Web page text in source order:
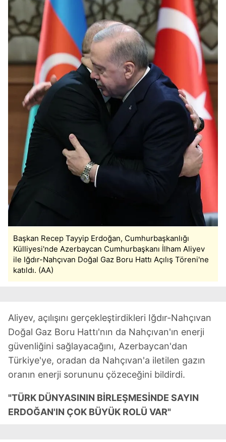
Başkan Recep Tayyip Erdoğan, Cumhurbaşkanlığı
Külliyesi'nde Azerbaycan Cumhurbaşkanı İlham Aliyev
ile Iğdır-Nahçıvan Doğal Gaz Boru Hattı Açılış Töreni'ne
katıldı. (AA)
Aliyev, açılışını gerçekleştirdikleri Iğdır-Nahçıvan
Doğal Gaz Boru Hattı'nın da Nahçıvan'ın enerji
güvenliğini sağlayacağını, Azerbaycan'dan
Türkiye'ye, oradan da Nahçıvan'a iletilen gazın
oranın enerji sorununu çözeceğini bildirdi.
"TÜRK DÜNYASININ BİRLEŞMESİNDE SAYIN
ERDOĞAN'IN ÇOK BÜYÜK ROLÜ VAR"